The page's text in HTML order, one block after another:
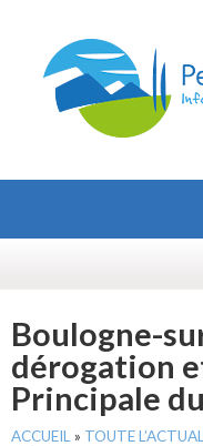
Boulogne-
dérogation
Principale
ACCUEIL » TOUTE